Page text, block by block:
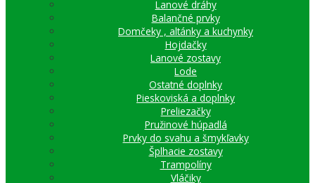
Lanové dráhy
Balančné prvky
Domčeky , altánky a kuchynky
Hojdačky
Lanové zostavy
Lode
Ostatné doplnky
Pieskoviská a doplnky
Preliezačky
Pružinové húpadlá
Prvky do svahu a šmykľavky
Šplhacie zostavy
Trampolíny
Vláčiky